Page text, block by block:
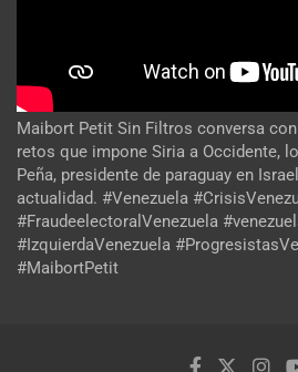
Maibort Petit Sin Filtros conversa
retos que impone Siria a Occidente,
Peña, presidente de paraguay en
actualidad. #Venezuela
#FraudeelectoralVenezuela
#IzquierdaVenezuela
#MaibortPetit